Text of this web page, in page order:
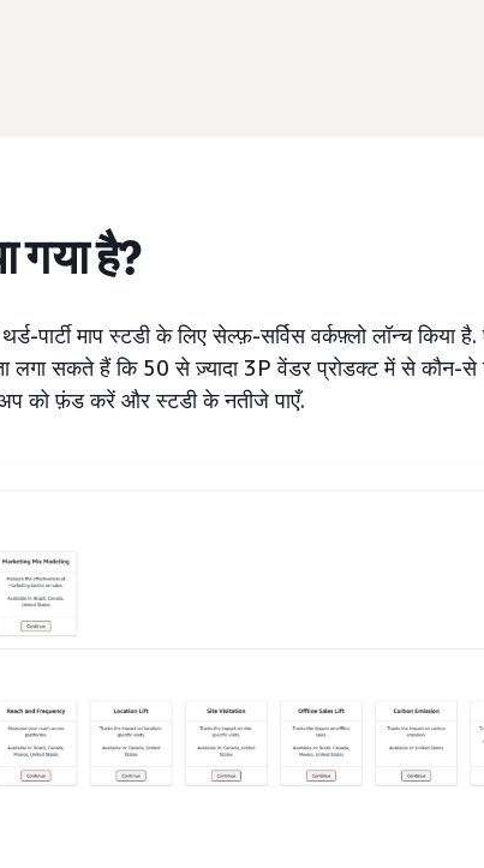
गया है?
पार्टी माप स्टडी के लिए सेल्फ़-सर्विस वर्कफ़्लो लॉन्च किया
लगा सकते हैं कि 50 से ज़्यादा 3P वेंडर प्रोडक्ट में से कौन-
को फ़ंड करें और स्टडी के नतीजे पाएँ.